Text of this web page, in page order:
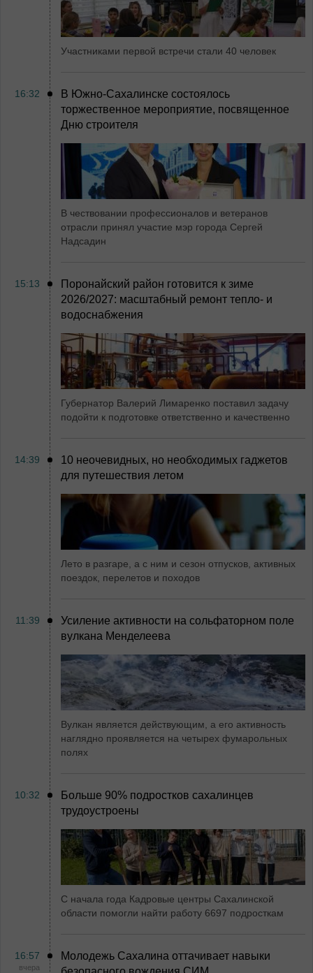
Участниками первой встречи стали 40 человек
16:32
В Южно-Сахалинске состоялось
торжественное мероприятие, посвященное
Дню строителя
В чествовании профессионалов и ветеранов
отрасли принял участие мэр города Сергей
Надсадин
15:13
Поронайский район готовится к зиме
2026/2027: масштабный ремонт тепло- и
водоснабжения
Губернатор Валерий Лимаренко поставил задачу
подойти к подготовке ответственно и качественно
14:39
10 неочевидных, но необходимых гаджетов
для путешествия летом
Лето в разгаре, а с ним и сезон отпусков, активных
поездок, перелетов и походов
11:39
Усиление активности на сольфаторном поле
вулкана Менделеева
Вулкан является действующим, а его активность
наглядно проявляется на четырех фумарольных
полях
10:32
Больше 90% подростков сахалинцев
трудоустроены
С начала года Кадровые центры Сахалинской
области помогли найти работу 6697 подросткам
16:57
вчера
Молодежь Сахалина оттачивает навыки